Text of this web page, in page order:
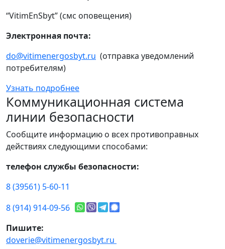
“VitimEnSbyt” (смс оповещения)
Электронная почта:
do@vitimenergosbyt.ru (отправка уведомлений
потребителям)
Узнать подробнее
Коммуникационная система
линии безопасности
Сообщите информацию о всех противоправных
действиях следующими способами:
телефон службы безопасности:
8 (39561) 5-60-11
8 (914) 914-09-56
Пишите:
doverie@vitimenergosbyt.ru